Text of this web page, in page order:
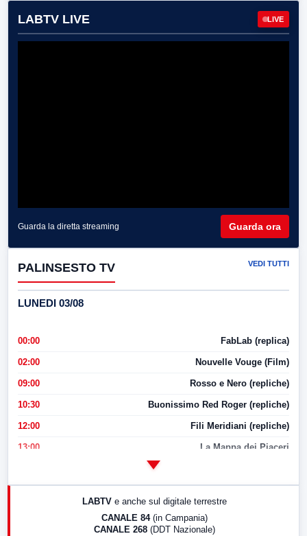
LABTV LIVE LIVE
Guarda la diretta streaming Guarda ora
PALINSESTO TV VEDI TUTTI
LUNEDI 03/08
00:00 FabLab (replica)
02:00 Nouvelle Vouge (Film)
09:00 Rosso e Nero (repliche)
10:30 Buonissimo Red Roger (repliche)
12:00 Fili Meridiani (repliche)
13:00 La Mappa dei Piaceri
LABTV e anche sul digitale terrestre
CANALE 84 (in Campania)
CANALE 268 (DDT Nazionale)